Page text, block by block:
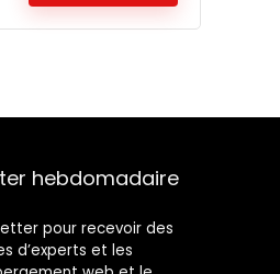
hebdomadaire
pour recevoir des
d’experts et les